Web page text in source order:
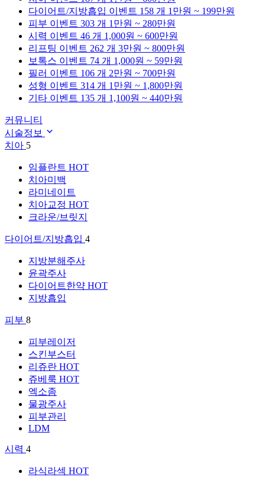
다이어트/지방흡입 이벤트 158 개 1만원 ~ 199만원
피부 이벤트 303 개 1만원 ~ 280만원
시력 이벤트 46 개 1,000원 ~ 600만원
리프팅 이벤트 262 개 3만원 ~ 800만원
보톡스 이벤트 74 개 1,000원 ~ 59만원
필러 이벤트 106 개 2만원 ~ 700만원
성형 이벤트 314 개 1만원 ~ 1,800만원
기타 이벤트 135 개 1,100원 ~ 440만원
커뮤니티
시술정보
치아 5
임플란트 HOT
치아미백
라미네이트
치아교정 HOT
크라운/브릿지
다이어트/지방흡입 4
지방분해주사
윤곽주사
다이어트한약 HOT
지방흡입
피부 8
피부레이저
스킨부스터
리쥬란 HOT
쥬베룩 HOT
엑소좀
물광주사
피부관리
LDM
시력 4
라식라섹 HOT